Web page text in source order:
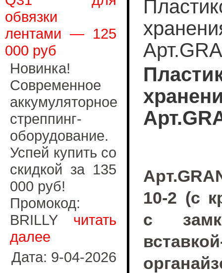
обвязки
лентами — 125
000 руб
Новинка!
Современное
аккумуляторное
стреппинг-
оборудование.
Успей купить со
скидкой за 135
000 руб!
Промокод:
BRILLY читать
далее
Дата: 9-04-2026
10-2 (с
с